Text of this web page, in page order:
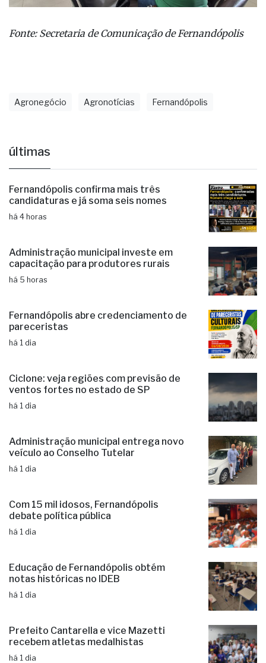
Fonte: Secretaria de Comunicação de Fernandópolis
Agronegócio Agronotícias Fernandópolis
últimas
Fernandópolis confirma mais três
candidaturas e já soma seis nomes
há 4 horas
Administração municipal investe em
capacitação para produtores rurais
há 5 horas
Fernandópolis abre credenciamento de
pareceristas
há 1 dia
Ciclone: veja regiões com previsão de
ventos fortes no estado de SP
há 1 dia
Administração municipal entrega novo
veículo ao Conselho Tutelar
há 1 dia
Com 15 mil idosos, Fernandópolis
debate política pública
há 1 dia
Educação de Fernandópolis obtém
notas históricas no IDEB
há 1 dia
Prefeito Cantarella e vice Mazetti
recebem atletas medalhistas
há 1 dia